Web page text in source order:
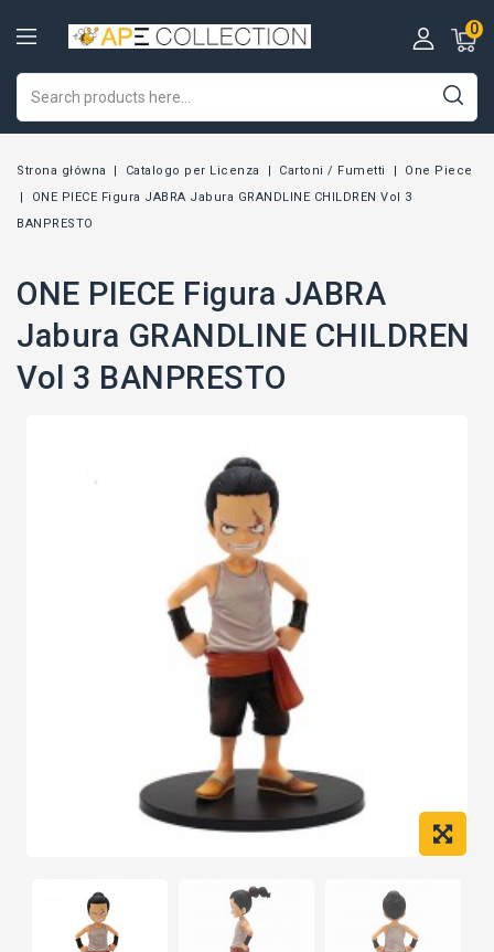
0
Strona główna Catalogo per Licenza Cartoni / Fumetti
One Piece
ONE PIECE Figura JABRA Jabura GRANDLINE CHILDREN Vol 3
BANPRESTO
ONE PIECE Figura JABRA
Jabura GRANDLINE CHILDREN
Vol 3 BANPRESTO